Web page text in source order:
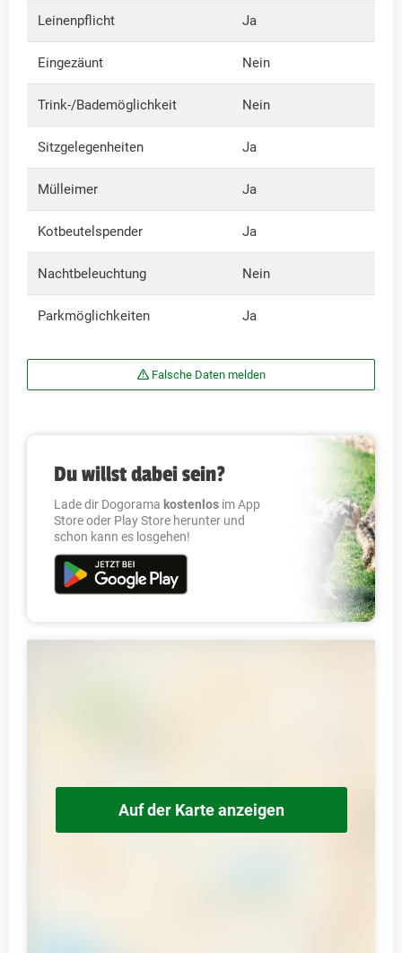
Leinenpflicht Ja
Eingezäunt Nein
Trink-/Bademöglichkeit Nein
Sitzgelegenheiten Ja
Mülleimer Ja
Kotbeutelspender Ja
Nachtbeleuchtung Nein
Parkmöglichkeiten Ja
Falsche Daten melden
Du willst dabei sein?
Lade dir Dogorama kostenlos im App
Store oder Play Store herunter und
schon kann es losgehen!
Auf der Karte anzeigen